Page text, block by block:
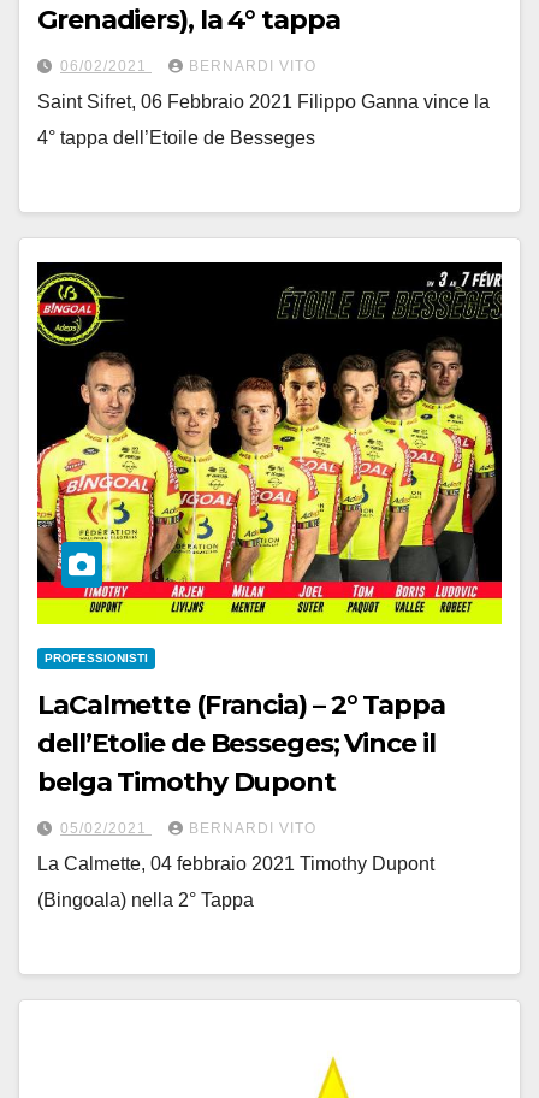
Grenadiers), la 4° tappa
06/02/2021 BERNARDI VITO
Saint Sifret, 06 Febbraio 2021 Filippo Ganna vince la
4° tappa dell’Etoile de Besseges
PROFESSIONISTI
LaCalmette (Francia) – 2° Tappa
dell’Etolie de Besseges; Vince il
belga Timothy Dupont
05/02/2021 BERNARDI VITO
La Calmette, 04 febbraio 2021 Timothy Dupont
(Bingoala) nella 2° Tappa